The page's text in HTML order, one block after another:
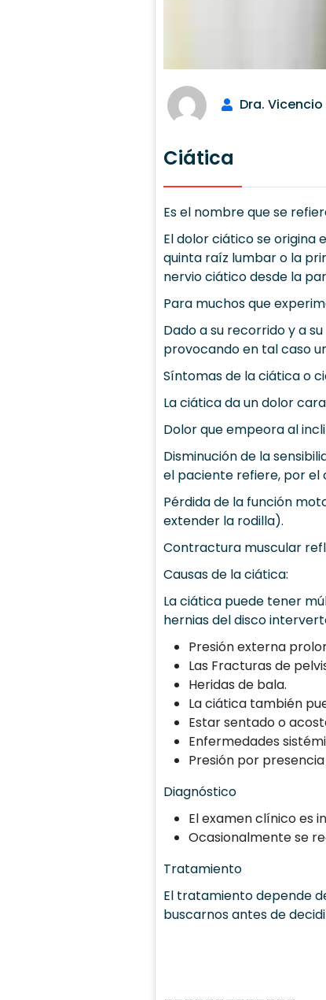
Dra. Vicencio
Ciática
Es el nombre que se
El dolor ciático se origina
quinta raíz lumbar o la
nervio ciático desde la
Para muchos que
Dado a su recorrido y a
provocando en tal caso
Síntomas de la ciática o
La ciática da un dolor
Dolor que empeora al
Disminución de la
el paciente refiere, por el
Pérdida de la función
extender la rodilla).
Contractura muscular
Causas de la ciática:
La ciática puede tener
hernias del disco
Presión externa
Las Fracturas de
Heridas de bala.
La ciática también
Estar sentado o
Enfermedades
Presión por
Diagnóstico
El examen clínico es
Ocasionalmente se
Tratamiento
El tratamiento depende
buscarnos antes de